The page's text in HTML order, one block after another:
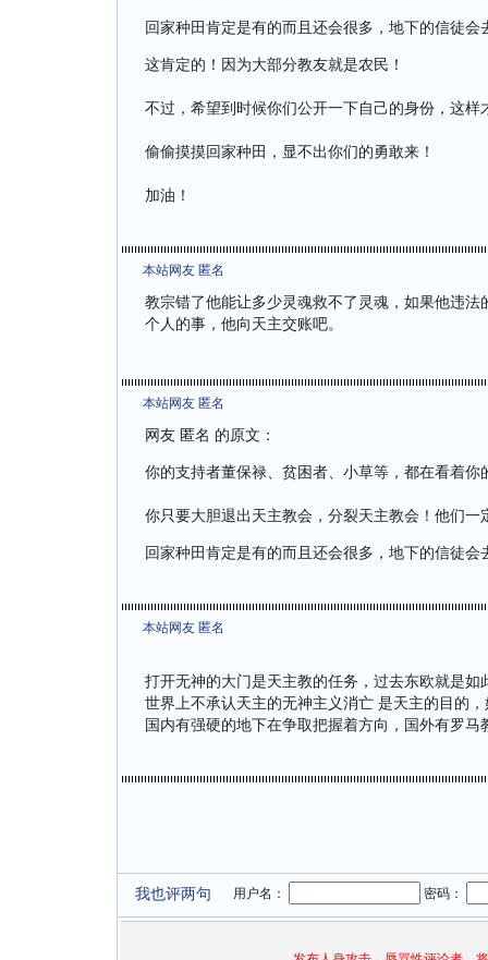
回家种田肯定是有的而且还会很多，地下的信徒
这肯定的！因为大部分教友就是农民！
不过，希望到时候你们公开一下自己的身份，这样
偷偷摸摸回家种田，显不出你们的勇敢来！
加油！
本站网友 匿名
教宗错了他能让多少灵魂救不了灵魂，如果他违
个人的事，他向天主交账吧。
本站网友 匿名
网友 匿名 的原文：
你的支持者董保禄、贫困者、小草等，都在看着
你只要大胆退出天主教会，分裂天主教会！他们
回家种田肯定是有的而且还会很多，地下的信徒
本站网友 匿名
打开无神的大门是天主教的任务，过去东欧就是
世界上不承认天主的无神主义消亡 是天主的目的
国内有强硬的地下在争取把握着方向，国外有罗
我也评两句 用户名： 密码：